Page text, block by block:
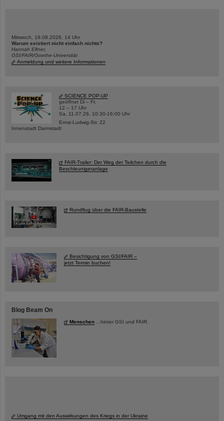
Mittwoch, 19.08.2026, 14 Uhr
Warum existiert nicht einfach nichts?
Hannah Elfner,
GSI/FAIR/Goethe-Universität
Anmeldung und weitere Informationen
SCIENCE POP-UP
geöffnet Di – Fr,
12 – 17 Uhr
Sa, 11.07.26, 10:30-16:00 Uhr
Ernst-Ludwig-Str. 22
Innenstadt Darmstadt
FAIR-Trailer: Der Weg der Teilchen durch die
Beschleunigeranlage
Rundflug über die FAIR-Baustelle
Besichtigung von GSI/FAIR –
jetzt Termin buchen!
Blog Beam On
Menschen ...hinter GSI und FAIR.
Umgang mit den Auswirkungen des Kriegs in der Ukraine